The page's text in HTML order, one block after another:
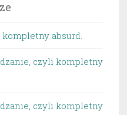
absurd.
czyli kompletny
czyli kompletny